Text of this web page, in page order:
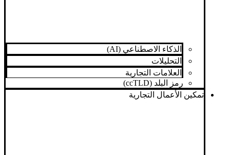
الذكاء الاصطناعي (AI)
التحليلات
العلامات التجارية
رمز البلد (ccTLD)
تمكين الأعمال التجارية